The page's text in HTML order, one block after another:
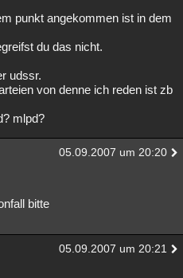
punkt angekommen ist in dem
du das nicht.
udssr.
von denne ich reden ist zb
mlpd?
05.09.2007 um 20:20
bitte
05.09.2007 um 20:21